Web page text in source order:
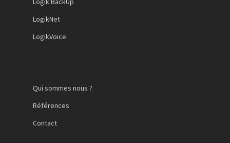
LogikNet
LogikVoice
Qui sommes nous ?
Références
Contact